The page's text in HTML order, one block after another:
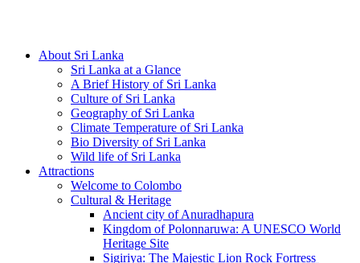
About Sri Lanka
Sri Lanka at a Glance
A Brief History of Sri Lanka
Culture of Sri Lanka
Geography of Sri Lanka
Climate Temperature of Sri Lanka
Bio Diversity of Sri Lanka
Wild life of Sri Lanka
Attractions
Welcome to Colombo
Cultural & Heritage
Ancient city of Anuradhapura
Kingdom of Polonnaruwa: A UNESCO World
Heritage Site
Sigiriya: The Majestic Lion Rock Fortress